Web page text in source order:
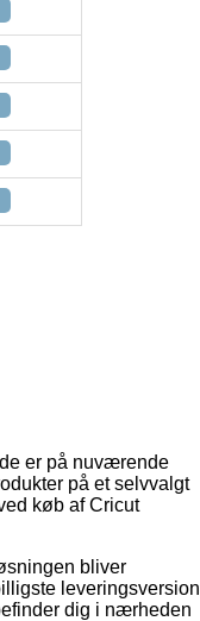
er på nuværende
på et selvvalgt
køb af Cricut
bliver
leveringsversion
dig i nærheden